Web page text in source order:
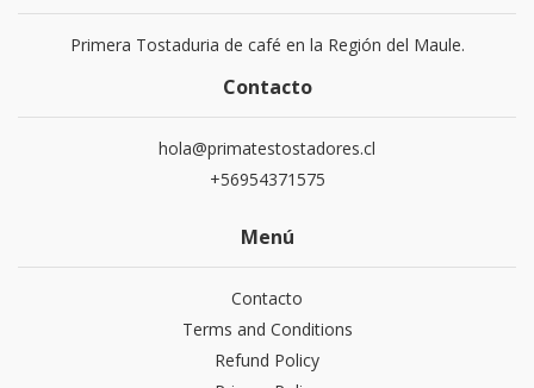
Primera Tostaduria de café en la Región del Maule.
Contacto
hola@primatestostadores.cl
+56954371575
Menú
Contacto
Terms and Conditions
Refund Policy